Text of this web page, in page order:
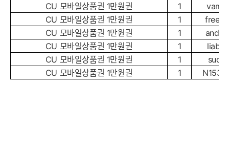
CU 모바일상품권 1만원권
1
CU 모바일상품권 1만원권
1
CU 모바일상품권 1만원권
1
CU 모바일상품권 1만원권
1
CU 모바일상품권 1만원권
1
CU 모바일상품권 1만원권
1